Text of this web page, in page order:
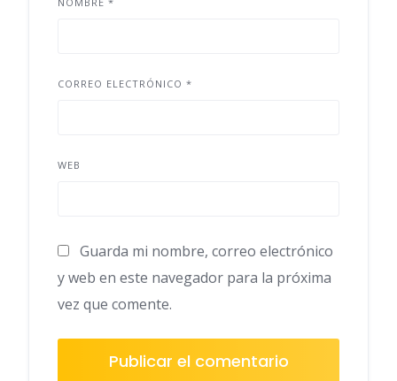
CORREO ELECTRÓNICO *
WEB
Guarda mi nombre, correo electrónico
y web en este navegador para la próxima
vez que comente.